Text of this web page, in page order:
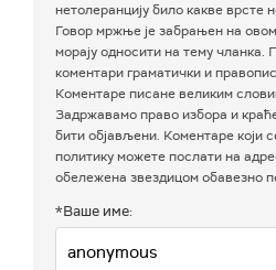
нетолеранцију било какве врсте
Говор мржње је забрањен на
морају односити на тему чланка.
коментари граматички и
Коментаре писане великим
Задржавамо право избора и
бити објављени. Коментаре који
политику можете послати на
обележена звездицом обавезно
*Ваше име: